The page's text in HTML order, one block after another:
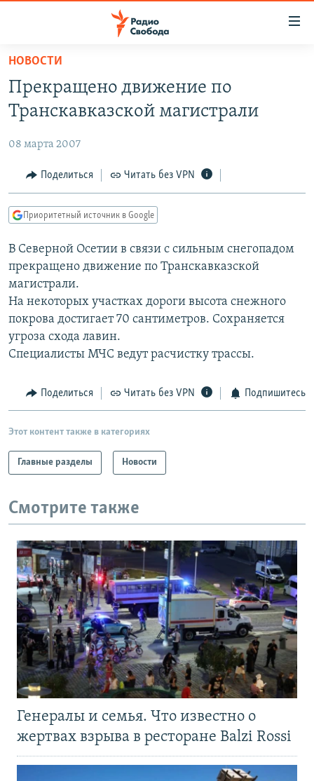
упрощенного
доступа
Вернуться
основному
Вернутся
главной
навигации
Вернутся
поиску
ПОДКАСТЫ
АВТОРСКИЕ ПРОЕКТЫ
ЦИТАТЫ СВОБОДЫ
МНЕНИЯ
IDEL.РЕАЛИИ
КАВКАЗ.РЕАЛИИ
СЕВЕР.РЕАЛИИ
СИБИРЬ.РЕАЛИИ
РАСПИСАНИЕ ВЕЩАНИЯ
ПОДПИШИТЕСЬ НА РАССЫЛКУ
СОЦИАЛЬНЫЕ СЕТИ
НОВОСТИ
Прекращено движение по
Транскавказской магистрали
08 марта 2007
Поделиться Читать без VPN
Приоритетный источник в Google
В Северной Осетии в связи с сильным снегопадом
прекращено движение по Транскавказской
магистрали.
На некоторых участках дороги высота снежного
покрова достигает 70 сантиметров. Сохраняется
угроза схода лавин.
Специалисты МЧС ведут расчистку трассы.
Поделиться Читать без VPN Подпишитесь
Этот контент также в категориях
Главные разделы Новости
Смотрите также
Генералы и семья. Что известно о
жертвах взрыва в ресторане Balzi Rossi